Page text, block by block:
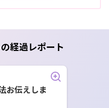
経過レポート
お伝えしま